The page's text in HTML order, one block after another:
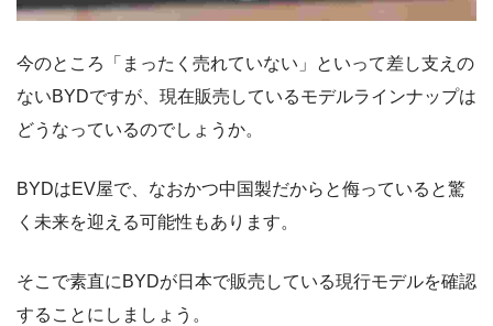
今のところ「まったく売れていない」といって差し支えの
ないBYDですが、現在販売しているモデルラインナップは
どうなっているのでしょうか。
BYDはEV屋で、なおかつ中国製だからと侮っていると驚
く未来を迎える可能性もあります。
そこで素直にBYDが日本で販売している現行モデルを確認
することにしましょう。